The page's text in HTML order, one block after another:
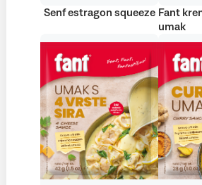
Senf estragon squeeze Fant
umak